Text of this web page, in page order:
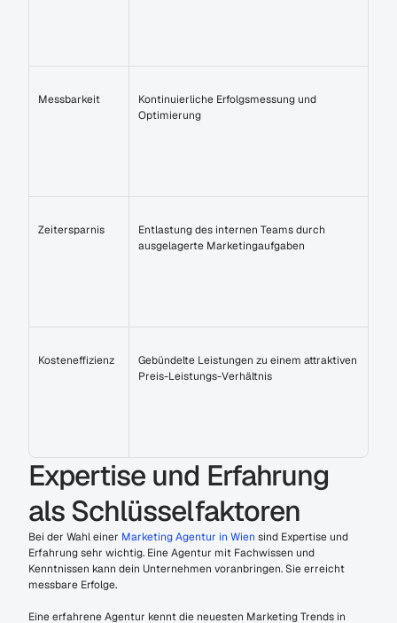
Messbarkeit
Kontinuierliche Erfolgsmessung und
Optimierung
Zeitersparnis
Entlastung des internen Teams durch
ausgelagerte Marketingaufgaben
Kosteneffizienz
Gebündelte Leistungen zu einem attraktiven
Preis-Leistungs-Verhältnis
Expertise und Erfahrung
als Schlüsselfaktoren
Bei der Wahl einer Marketing Agentur in Wien sind Expertise und
Erfahrung sehr wichtig. Eine Agentur mit Fachwissen und
Kenntnissen kann dein Unternehmen voranbringen. Sie erreicht
messbare Erfolge.
Eine erfahrene Agentur kennt die neuesten Marketing Trends in